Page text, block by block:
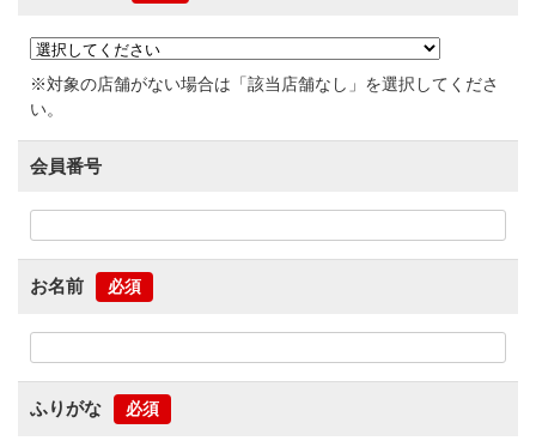
※対象の店舗がない場合は「該当店舗なし」を選択してくださ
い。
会員番号
お名前 必須
ふりがな 必須